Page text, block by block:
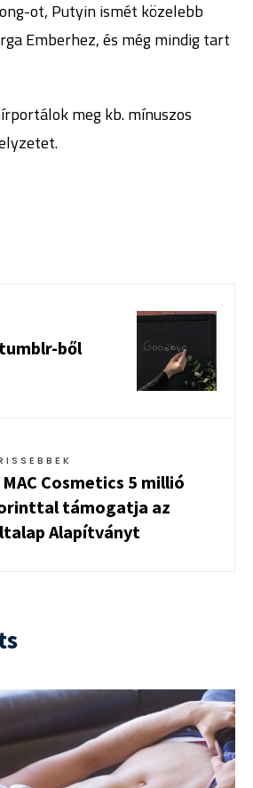
ot, Putyin ismét közelebb
Emberhez, és még mindig tart
meg kb. mínuszos
ből
MAC Cosmetics 5 millió
támogatja az
Alapítványt